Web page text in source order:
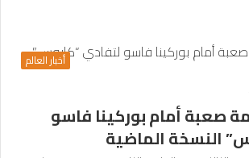
أخبار العالم
صعبة أمام بوركينا فاسو
النسخة الماضية